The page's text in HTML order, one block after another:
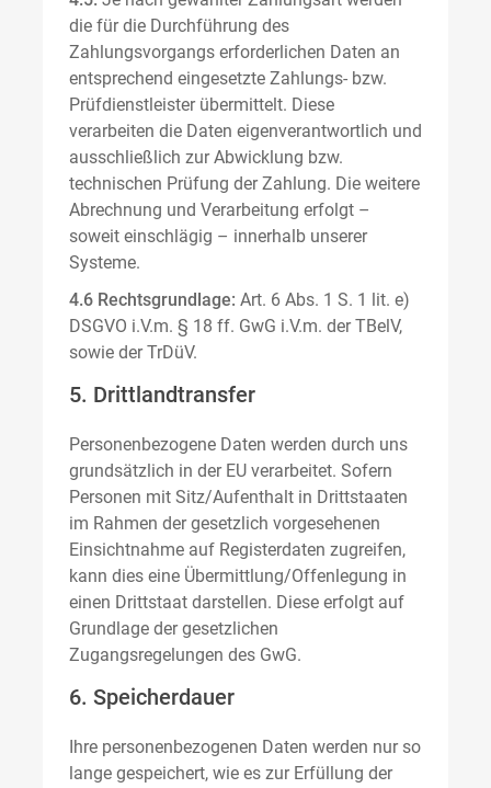
die für die Durchführung des
Zahlungsvorgangs erforderlichen Daten an
entsprechend eingesetzte Zahlungs- bzw.
Prüfdienstleister übermittelt. Diese
verarbeiten die Daten eigenverantwortlich und
ausschließlich zur Abwicklung bzw.
technischen Prüfung der Zahlung. Die weitere
Abrechnung und Verarbeitung erfolgt –
soweit einschlägig – innerhalb unserer
Systeme.
4.6 Rechtsgrundlage: Art. 6 Abs. 1 S. 1 lit. e)
DSGVO i.V.m. § 18 ff. GwG i.V.m. der TBelV,
sowie der TrDüV.
5. Drittlandtransfer
Personenbezogene Daten werden durch uns
grundsätzlich in der EU verarbeitet. Sofern
Personen mit Sitz/Aufenthalt in Drittstaaten
im Rahmen der gesetzlich vorgesehenen
Einsichtnahme auf Registerdaten zugreifen,
kann dies eine Übermittlung/Offenlegung in
einen Drittstaat darstellen. Diese erfolgt auf
Grundlage der gesetzlichen
Zugangsregelungen des GwG.
6. Speicherdauer
Ihre personenbezogenen Daten werden nur so
lange gespeichert, wie es zur Erfüllung der